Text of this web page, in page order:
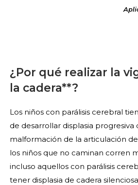
¿Por qué realizar la
la cadera**?
Los niños con parálisis cerebral
de desarrollar displasia progresiva
malformación de la articulación
los niños que no caminan corren
incluso aquellos con parálisis
tener displasia de cadera